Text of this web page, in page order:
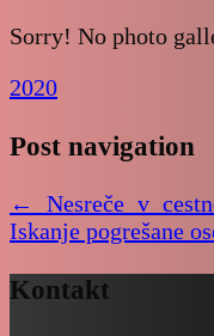
Sorry! No photo
2020
Post navigation
←
Nesreče v
Iskanje pogrešane
Kontakt